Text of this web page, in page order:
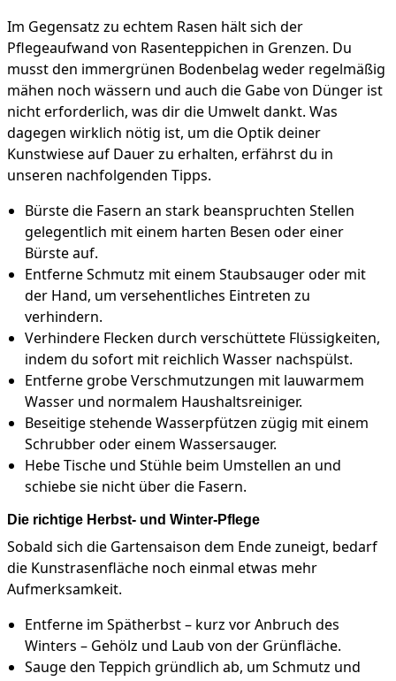
Im Gegensatz zu echtem Rasen hält sich der
Pflegeaufwand von Rasenteppichen in Grenzen. Du
musst den immergrünen Bodenbelag weder regelmäßig
mähen noch wässern und auch die Gabe von Dünger ist
nicht erforderlich, was dir die Umwelt dankt. Was
dagegen wirklich nötig ist, um die Optik deiner
Kunstwiese auf Dauer zu erhalten, erfährst du in
unseren nachfolgenden Tipps.
Bürste die Fasern an stark beanspruchten Stellen
gelegentlich mit einem harten Besen oder einer
Bürste auf.
Entferne Schmutz mit einem Staubsauger oder mit
der Hand, um versehentliches Eintreten zu
verhindern.
Verhindere Flecken durch verschüttete Flüssigkeiten,
indem du sofort mit reichlich Wasser nachspülst.
Entferne grobe Verschmutzungen mit lauwarmem
Wasser und normalem Haushaltsreiniger.
Beseitige stehende Wasserpfützen zügig mit einem
Schrubber oder einem Wassersauger.
Hebe Tische und Stühle beim Umstellen an und
schiebe sie nicht über die Fasern.
Die richtige Herbst- und Winter-Pflege
Sobald sich die Gartensaison dem Ende zuneigt, bedarf
die Kunstrasenfläche noch einmal etwas mehr
Aufmerksamkeit.
Entferne im Spätherbst – kurz vor Anbruch des
Winters – Gehölz und Laub von der Grünfläche.
Sauge den Teppich gründlich ab, um Schmutz und